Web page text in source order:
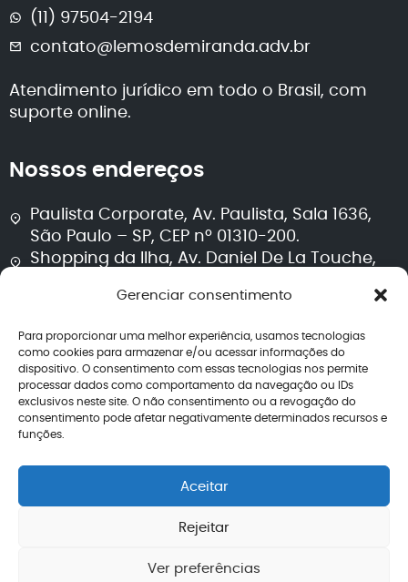
Gerenciar consentimento
Para proporcionar uma melhor experiência, usamos tecnologias
como cookies para armazenar e/ou acessar informações do
dispositivo. O consentimento com essas tecnologias nos permite
processar dados como comportamento da navegação ou IDs
exclusivos neste site. O não consentimento ou a revogação do
consentimento pode afetar negativamente determinados recursos e
funções.
Aceitar
Rejeitar
Ver preferências
(11) 97504-2194
contato@lemosdemiranda.adv.br
Atendimento jurídico em todo o Brasil, com
suporte online.
Nossos endereços
Paulista Corporate, Av. Paulista, Sala 1636,
São Paulo – SP, CEP nº 01310-200.
Shopping da Ilha, Av. Daniel De La Touche,
Segurança e transparência
Política de privacidade
Termos de uso
Política editorial jurídica
Avaliações
CNPJ: 40.260.708/0001-04
2026 – Todos os direitos reservados | Lemos de